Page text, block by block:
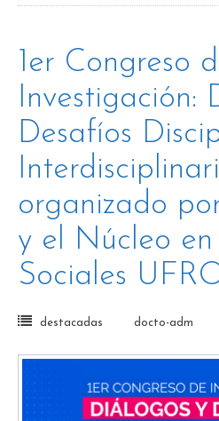
1er Congreso
Investigación:
Desafíos
organizado
y el Núcleo en
Sociales
destacadas docto-adm